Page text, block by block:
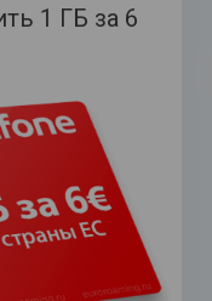
1 ГБ за 6